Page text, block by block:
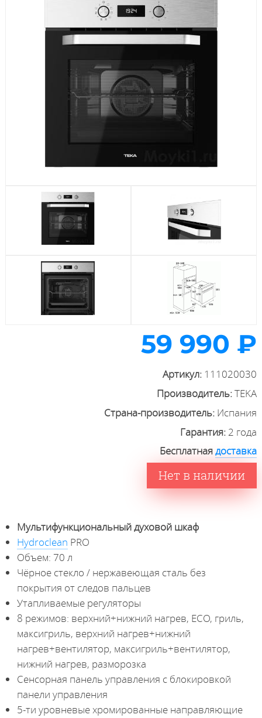
Стиральные машины
Холодильники
59 990 ₽
Артикул: 111020030
Производитель:TEKA
Страна-производитель: Испания
Гарантия: 2 года
Бесплатнаядоставка
Нет в наличии
Мультифункциональный духовой шкаф
Hydroclean PRO
Объем: 70 л
Чёрное стекло / нержавеющая сталь без
покрытия от следов пальцев
Утапливаемые регуляторы
8 режимов: верхний+нижний нагрев, ECO, гриль,
максигриль, верхний нагрев+нижний
нагрев+вентилятор, максигриль+вентилятор,
нижний нагрев, разморозка
Сенсорная панель управления с блокировкой
панели управления
5-ти уровневые хромированные направляющие